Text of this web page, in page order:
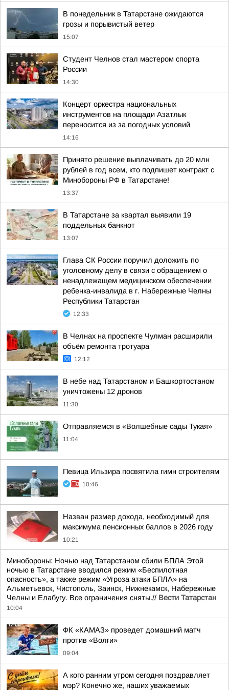
В понедельник в Татарстане ожидаются
грозы и порывистый ветер
15:07
Студент Челнов стал мастером спорта
России
14:30
Концерт оркестра национальных
инструментов на площади Азатлык
переносится из за погодных условий
14:16
Принято решение выплачивать до 20 млн
рублей в год всем, кто подпишет контракт с
Минобороны РФ в Татарстане!
13:37
В Татарстане за квартал выявили 19
поддельных банкнот
13:07
Глава СК России поручил доложить по
уголовному делу в связи с обращением о
ненадлежащем медицинском обеспечении
ребенка-инвалида в г. Набережные Челны
Республики Татарстан
12:33
В Челнах на проспекте Чулман расширили
объём ремонта тротуара
12:12
В небе над Татарстаном и Башкортостаном
уничтожены 12 дронов
11:30
Отправляемся в «Волшебные сады Тукая»
11:04
Певица Ильзира посвятила гимн строителям
10:46
Назван размер дохода, необходимый для
максимума пенсионных баллов в 2026 году
10:21
Минобороны: Ночью над Татарстаном сбили БПЛА Этой
ночью в Татарстане вводился режим «Беспилотная
опасность», а также режим «Угроза атаки БПЛА» на
Альметьевск, Чистополь, Заинск, Нижнекамск, Набережные
Челны и Елабугу. Все ограничения сняты.// Вести Татарстан
10:04
ФК «КАМАЗ» проведет домашний матч
против «Волги»
09:04
А кого ранним утром сегодня поздравляет
мэр? Конечно же, наших уважаемых